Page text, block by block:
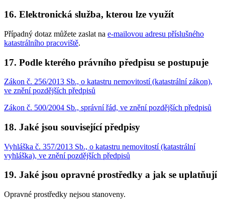
16. Elektronická služba, kterou lze využít
Případný dotaz můžete zaslat na e-mailovou adresu příslušného
katastrálního pracoviště.
17. Podle kterého právního předpisu se postupuje
Zákon č. 256/2013 Sb., o katastru nemovitostí (katastrální zákon),
ve znění pozdějších předpisů
Zákon č. 500/2004 Sb., správní řád, ve znění pozdějších předpisů
18. Jaké jsou související předpisy
Vyhláška č. 357/2013 Sb., o katastru nemovitostí (katastrální
vyhláška), ve znění pozdějších předpisů
19. Jaké jsou opravné prostředky a jak se uplatňují
Opravné prostředky nejsou stanoveny.